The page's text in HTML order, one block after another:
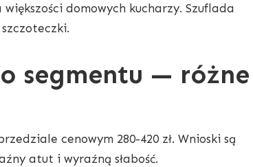
domowych kucharzy. Szuflada
segmentu — różne
cenowym 280-420 zł. Wnioski są
atut i wyraźną słabość.